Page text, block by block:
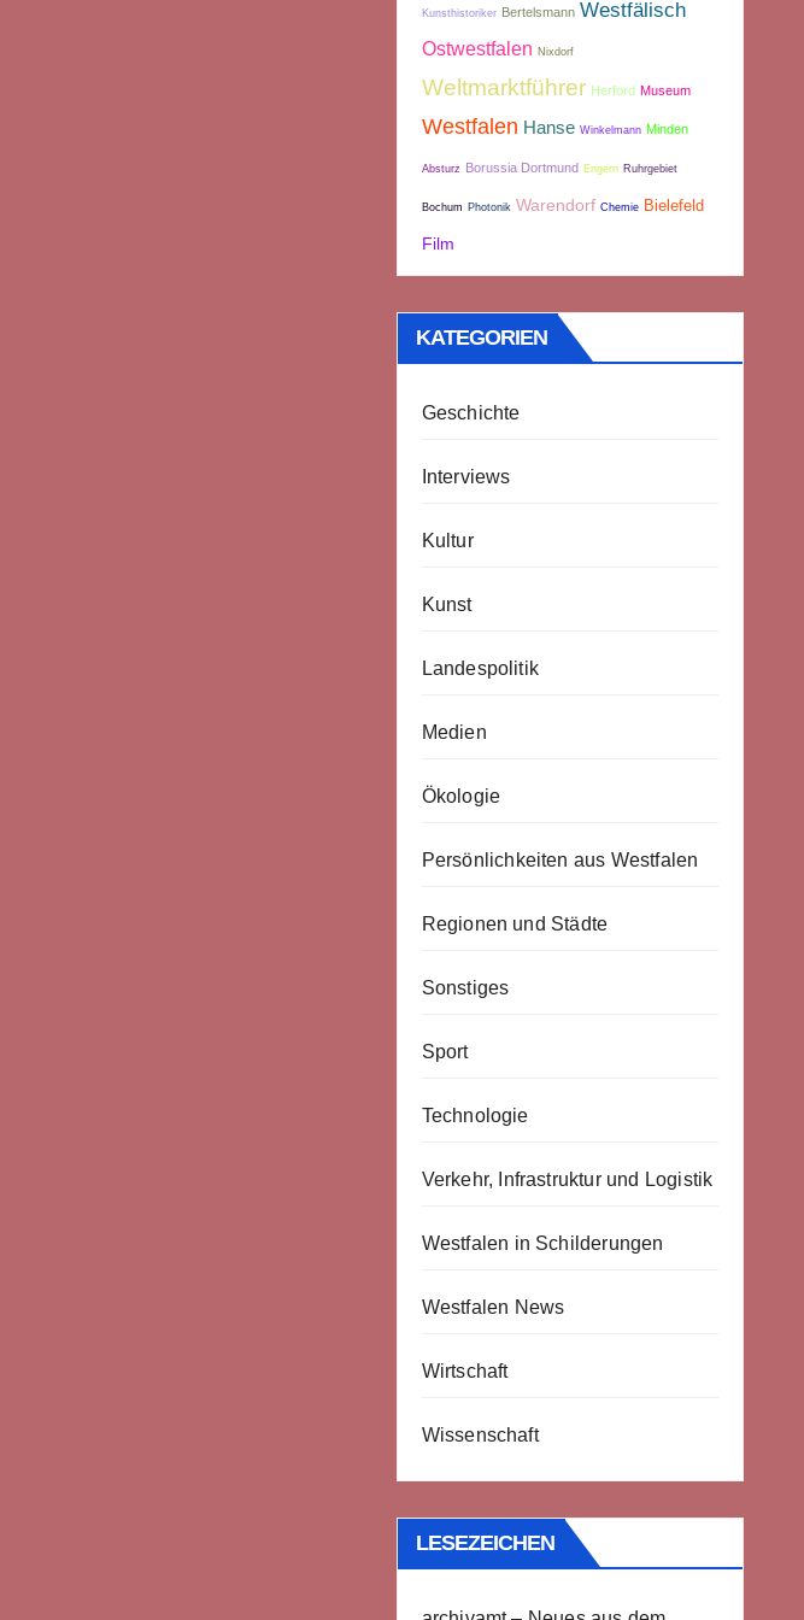
Kunsthistoriker Bertelsmann Westfälisch
Ostwestfalen Nixdorf
Weltmarktführer Herford Museum
Westfalen Hanse Winkelmann Minden
Absturz Borussia Dortmund Engern Ruhrgebiet
Bochum Photonik Warendorf Chemie Bielefeld
Film
KATEGORIEN
Geschichte
Interviews
Kultur
Kunst
Landespolitik
Medien
Ökologie
Persönlichkeiten aus Westfalen
Regionen und Städte
Sonstiges
Sport
Technologie
Verkehr, Infrastruktur und Logistik
Westfalen in Schilderungen
Westfalen News
Wirtschaft
Wissenschaft
LESEZEICHEN